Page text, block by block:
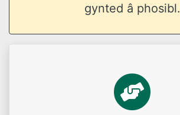
gynted â phosibl.